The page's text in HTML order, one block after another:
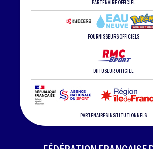
PARTENAIRE OFFICIEL
FOURNISSEURS OFFICIELS
DIFFUSEUR OFFICIEL
PARTENAIRES INSTITUTIONNELS